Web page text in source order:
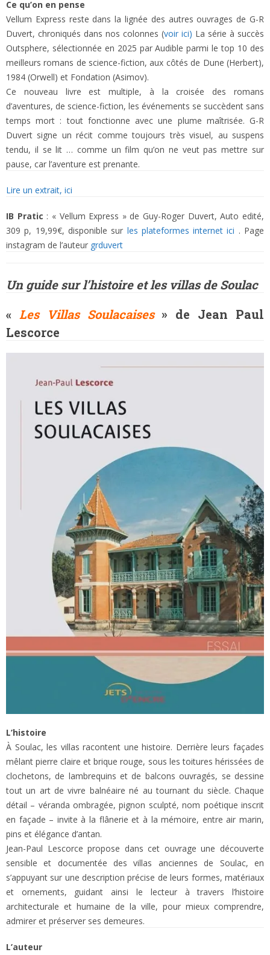
Ce qu’on en pense
Vellum Express reste dans la lignée des autres ouvrages de G-R
Duvert, chroniqués dans nos colonnes (voir ici) La série à succès
Outsphere, sélectionnée en 2025 par Audible parmi le top 10 des
meilleurs romans de science-fiction, aux côtés de Dune (Herbert),
1984 (Orwell) et Fondation (Asimov).
Ce nouveau livre est multiple, à la croisée des romans
d’aventures, de science-fiction, les événements se succèdent sans
temps mort : tout fonctionne avec une plume maîtrisée. G-R
Duvert signe un récit comme toujours très visuel, au suspens
tendu, il se lit … comme un film qu’on ne veut pas mettre sur
pause, car l’aventure est prenante.
Lire un extrait, ici
IB Pratic : « Vellum Express » de Guy-Roger Duvert, Auto edité,
309 p, 19,99€, disponible sur les plateformes internet ici . Page
instagram de l’auteur grduvert
Un guide sur l’histoire et les villas de Soulac
« Les Villas Soulacaises » de Jean Paul
Lescorce
L’histoire
À Soulac, les villas racontent une histoire. Derrière leurs façades
mêlant pierre claire et brique rouge, sous les toitures hérissées de
clochetons, de lambrequins et de balcons ouvragés, se dessine
tout un art de vivre balnéaire né au tournant du siècle. Chaque
détail – véranda ombragée, pignon sculpté, nom poétique inscrit
en façade – invite à la flânerie et à la mémoire, entre air marin,
pins et élégance d’antan.
Jean-Paul Lescorce propose dans cet ouvrage une découverte
sensible et documentée des villas anciennes de Soulac, en
s’appuyant sur une description précise de leurs formes, matériaux
et ornements, guidant ainsi le lecteur à travers l’histoire
architecturale et humaine de la ville, pour mieux comprendre,
admirer et préserver ses demeures.
L’auteur